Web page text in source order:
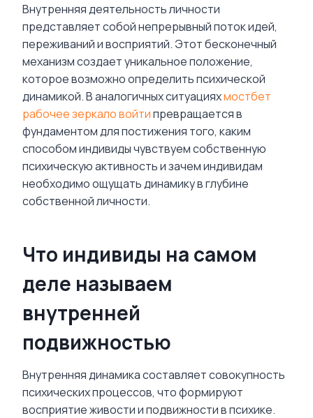
Внутренняя деятельность личности
представляет собой непрерывный поток идей,
переживаний и восприятий. Этот бесконечный
механизм создает уникальное положение,
которое возможно определить психической
динамикой. В аналогичных ситуацияхмостбет
рабочее зеркало войтипревращается в
фундаментом для постижения того, каким
способом индивиды чувствуем собственную
психическую активность и зачем индивидам
необходимо ощущать динамику в глубине
собственной личности.
Что индивиды на самом
деле называем
внутренней
подвижностью
Внутренняя динамика составляет совокупность
психических процессов, что формируют
восприятие живости и подвижности в психике.